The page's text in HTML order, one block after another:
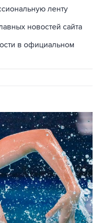
ленту
новостей сайта
в официальном